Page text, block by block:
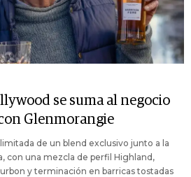
se suma al negocio
Glenmorangie
de un blend exclusivo junto a la
con una mezcla de perfil Highland,
y terminación en barricas tostadas